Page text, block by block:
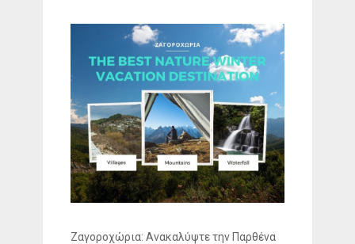
Ζαγοροχώρια: Ανακαλύψτε την Παρθένα